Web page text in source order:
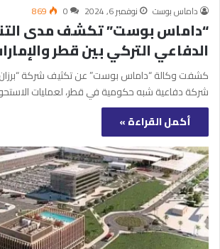
داماس بوست نوفمبر 6, 2024 0
869
“داماس بوست” تكشف مدى
الدفاعي التركي بين قطر
كشفت وكالة “داماس بوست” عن تكثيف شركة
شركة دفاعية شبه حكومية في قطر، لعمليات
أكمل القراءة »